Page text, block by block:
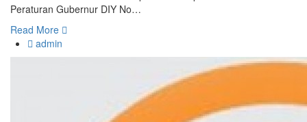
Peraturan Gubernur DIY No…
Read More
admin